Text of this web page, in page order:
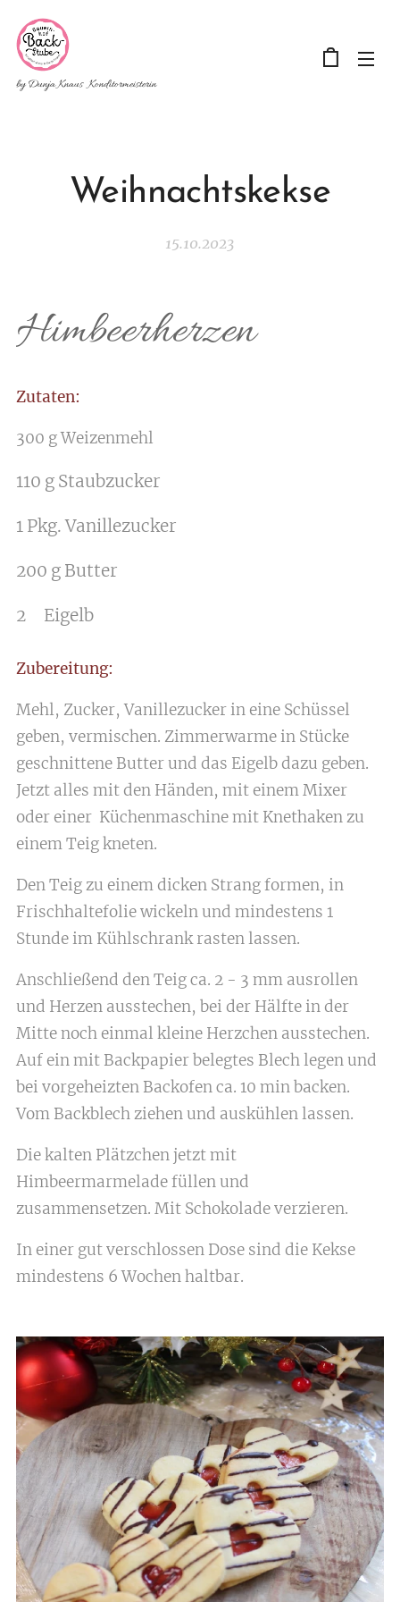
by Dunja Knaus Konditormeisterin
Weihnachtskekse
15.10.2023
Himbeerherzen
Zutaten:
300 g Weizenmehl
110 g Staubzucker
1 Pkg. Vanillezucker
200 g Butter
2 Eigelb
Zubereitung:
Mehl, Zucker, Vanillezucker in eine Schüssel
geben, vermischen. Zimmerwarme in Stücke
geschnittene Butter und das Eigelb dazu geben.
Jetzt alles mit den Händen, mit einem Mixer
oder einer Küchenmaschine mit Knethaken zu
einem Teig kneten.
Den Teig zu einem dicken Strang formen, in
Frischhaltefolie wickeln und mindestens 1
Stunde im Kühlschrank rasten lassen.
Anschließend den Teig ca. 2 - 3 mm ausrollen
und Herzen ausstechen, bei der Hälfte in der
Mitte noch einmal kleine Herzchen ausstechen.
Auf ein mit Backpapier belegtes Blech legen und
bei vorgeheizten Backofen ca. 10 min backen.
Vom Backblech ziehen und auskühlen lassen.
Die kalten Plätzchen jetzt mit
Himbeermarmelade füllen und
zusammensetzen. Mit Schokolade verzieren.
In einer gut verschlossen Dose sind die Kekse
mindestens 6 Wochen haltbar.